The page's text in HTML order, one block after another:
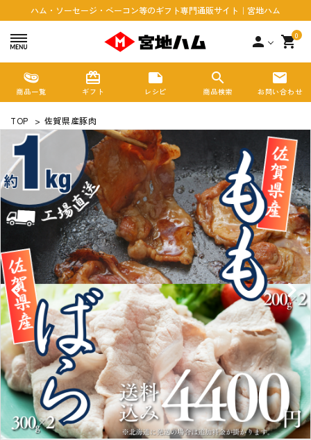
ハム・ソーセージ・ベーコン等のギフト専門通販サイト｜宮地ハム
person 0
shopping_cart
商品一覧
redeem
ギフト
note
レシピ
search
商品検索
mail
お問い合わせ
search
ACCOUNT MENU
ようこそ ゲスト 様
meeting_room ログイン person 新規会員登録
カテゴリーから探す
贈答品
WEB限定セット
ハム・ベーコン
TOP > 佐賀県産豚肉